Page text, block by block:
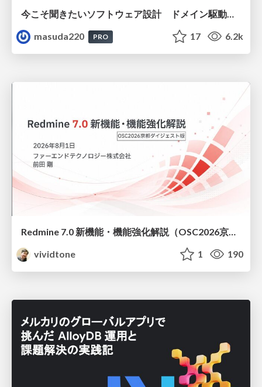
masuda220
PRO 17 6.2k
Redmine 7.0 新機能・機能強化解説（OSC2026京都ダイジェスト版）
vividtone
1 190